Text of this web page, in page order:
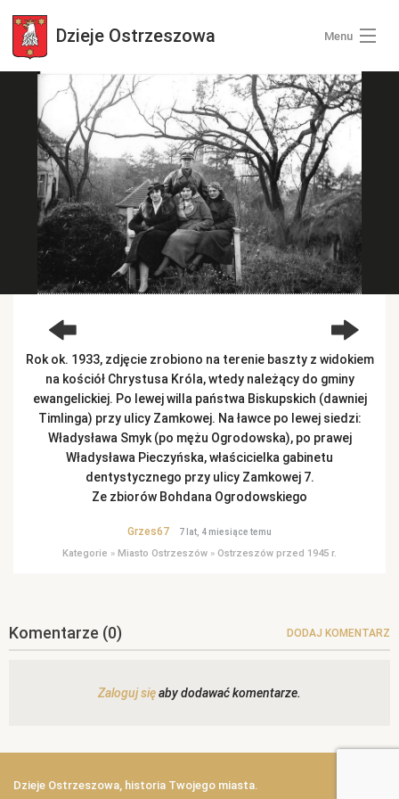
Dzieje Ostrzeszowa Menu
Wszystkie zdjęcia
Kategorie zdjęć
Zaloguj się
+ Dodaj zdjęcia
Rok ok. 1933, zdjęcie zrobiono na terenie baszty z widokiem
na kościół Chrystusa Króla, wtedy należący do gminy
ewangelickiej. Po lewej willa państwa Biskupskich (dawniej
Timlinga) przy ulicy Zamkowej. Na ławce po lewej siedzi:
Władysława Smyk (po mężu Ogrodowska), po prawej
Władysława Pieczyńska, właścicielka gabinetu
dentystycznego przy ulicy Zamkowej 7.
Ze zbiorów Bohdana Ogrodowskiego
Grzes67 7 lat, 4 miesiące temu
Kategorie » Miasto Ostrzeszów » Ostrzeszów przed 1945 r.
Komentarze (0) DODAJ KOMENTARZ
Zaloguj sięaby dodawać komentarze.
Dzieje Ostrzeszowa, historia Twojego miasta.